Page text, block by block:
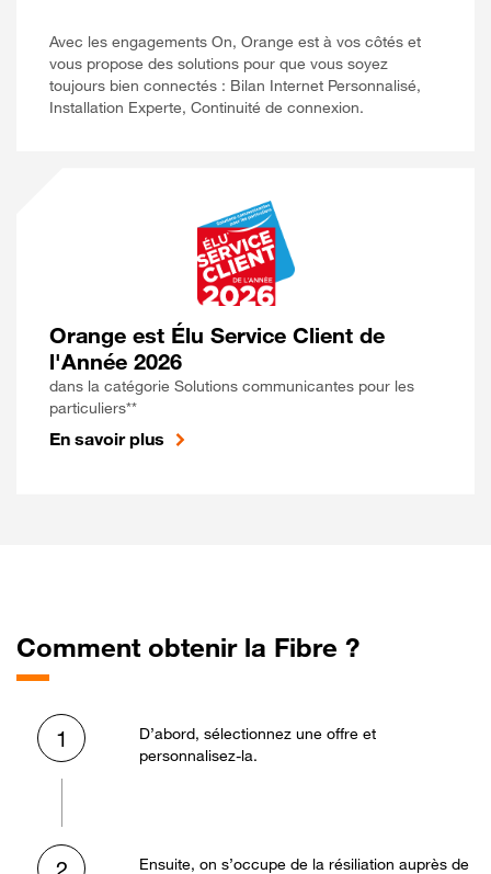
Avec les engagements On, Orange est à vos côtés et
vous propose des solutions pour que vous soyez
toujours bien connectés : Bilan Internet Personnalisé,
Installation Experte, Continuité de connexion.
Orange est Élu Service Client de
l'Année 2026
dans la catégorie Solutions communicantes pour les
particuliers**
En savoir plus
Comment obtenir la Fibre ?
1
D’abord, sélectionnez une offre et
personnalisez-la.
Ensuite, on s’occupe de la résiliation auprès de